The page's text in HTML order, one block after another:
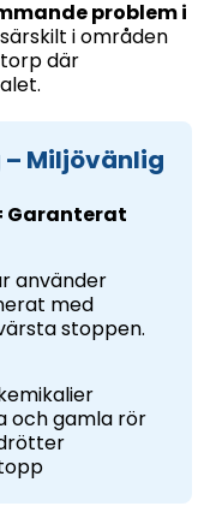
problem i
i områden
där
Miljövänlig
Garanterat
använder
med
stoppen.
och gamla rör